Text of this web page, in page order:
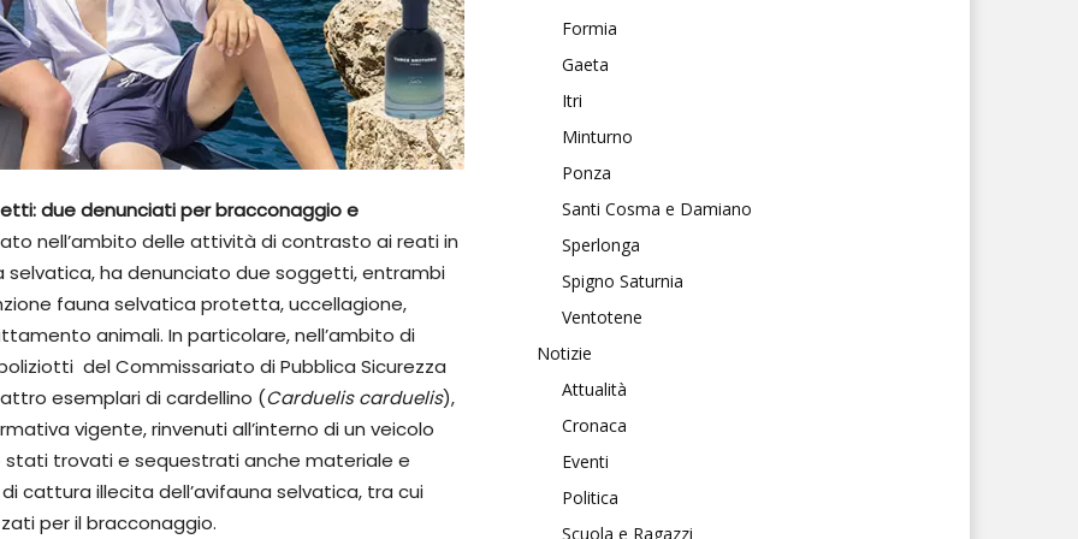
due denunciati per bracconaggio e
nell’ambito delle attività di contrasto ai reati in
ha denunciato due soggetti, entrambi
fauna selvatica protetta, uccellagione,
animali. In particolare, nell’ambito di
del Commissariato di Pubblica Sicurezza
esemplari di cardellino (Carduelis carduelis),
vigente, rinvenuti all’interno di un veicolo
trovati e sequestrati anche materiale e
cattura illecita dell’avifauna selvatica, tra cui
per il bracconaggio.
Formia
Gaeta
Itri
Minturno
Ponza
Santi Cosma e Damiano
Sperlonga
Spigno Saturnia
Ventotene
Notizie
Attualità
Cronaca
Eventi
Politica
Scuola e Ragazzi